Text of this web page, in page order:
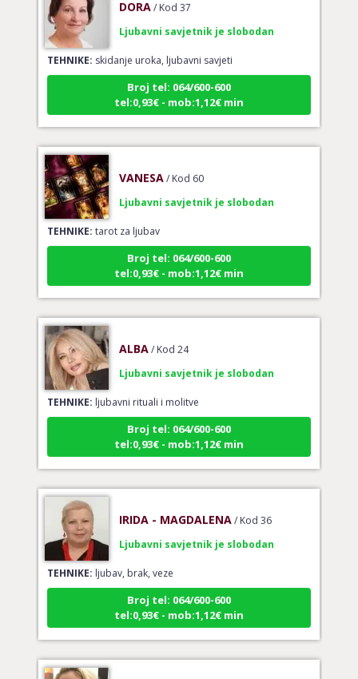
Ljubavni savjetnik je slobodan
TEHNIKE:
Broj tel: 064/600-600
tel:0,93€ - mob:1,12€ min
Ljubavni savjetnik je slobodan
TEHNIKE:tarot za ljubav
Broj tel: 064/600-600
tel:0,93€ - mob:1,12€ min
Ljubavni savjetnik je slobodan
TEHNIKE:ljubavni rituali i molitve
tel:0,93€ - mob:1,12€ min
Ljubavni savjetnik je slobodan
TEHNIKE:ljubav, brak, veze
Broj tel: 064/600-600
tel:0,93€ - mob:1,12€ min